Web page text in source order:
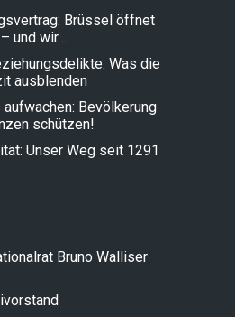
Brüssel öffnet
und wir…
Was die
ausblenden
Bevölkerung
schützen!
Unser Weg seit 1291
Bruno Walliser